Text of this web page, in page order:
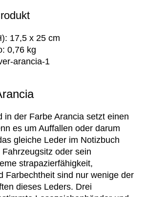
17,5 x 25 cm
0,76 kg
arancia-1
in der Farbe Arancia setzt einen
es um Auffallen oder darum
gleiche Leder im Notizbuch
oder sein
strapazierfähigkeit,
Farbechtheit sind nur wenige der
dieses Leders. Drei